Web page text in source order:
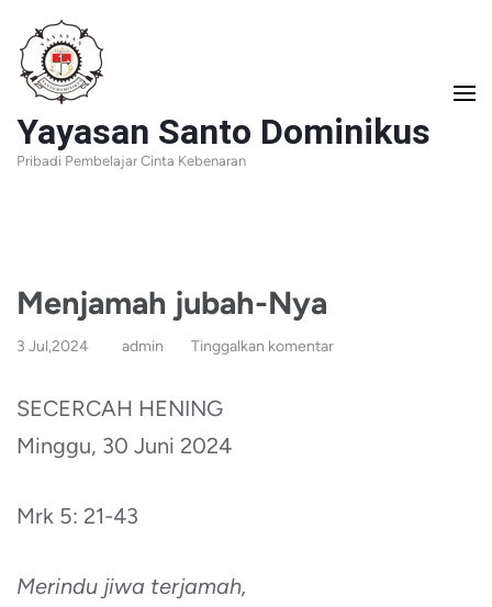
Lompat
ke
konten
(Tekan
Enter)
Yayasan Santo Dominikus
Pribadi Pembelajar Cinta Kebenaran
Menjamah jubah-Nya
3 Jul,2024 admin Tinggalkan komentar
SECERCAH HENING
Minggu, 30 Juni 2024
Mrk 5: 21-43
Merindu jiwa terjamah,